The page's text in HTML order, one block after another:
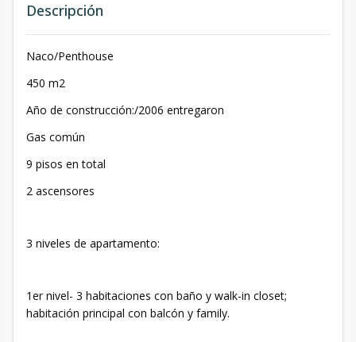
Descripción
Naco/Penthouse
450 m2
Año de construcción:/2006 entregaron
Gas común
9 pisos en total
2 ascensores
3 niveles de apartamento:
1er nivel- 3 habitaciones con baño y walk-in closet;
habitación principal con balcón y family.